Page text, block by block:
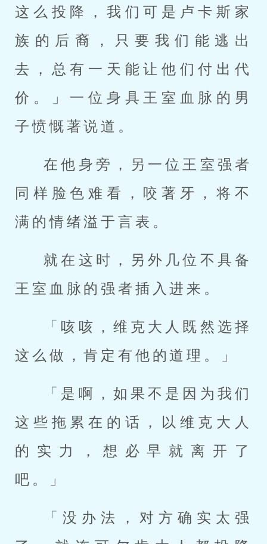
这么投降，我们可是卢卡斯家
族的后裔，只要我们能逃出
去，总有一天能让他们付出代
价。」一位身具王室血脉的男
子愤慨著说道。
在他身旁，另一位王室强者
同样脸色难看，咬著牙，将不
满的情绪溢于言表。
就在这时，另外几位不具备
王室血脉的强者插入进来。
「咳咳，维克大人既然选择
这么做，肯定有他的道理。」
「是啊，如果不是因为我们
这些拖累在的话，以维克大人
的实力，想必早就离开了
吧。」
「没办法，对方确实太强